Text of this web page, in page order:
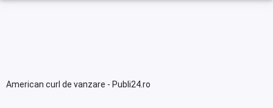
American curl de vanzare - Publi24.ro